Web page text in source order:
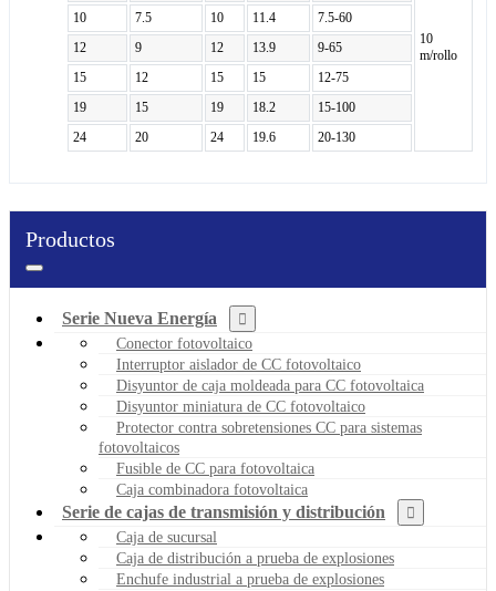
10
m/rollo
10
7.5 10 11.4
7.5-60
12
9 12 13.9
9-65
15
12 15 15
12-75
19
15 19 18.2
15-100
24
20 24 19.6 20-130
Productos
Serie Nueva Energía
Conector fotovoltaico
Interruptor aislador de CC fotovoltaico
Disyuntor de caja moldeada para CC fotovoltaica
Disyuntor miniatura de CC fotovoltaico
Protector contra sobretensiones CC para sistemas
fotovoltaicos
Fusible de CC para fotovoltaica
Caja combinadora fotovoltaica
Serie de cajas de transmisión y distribución
Caja de sucursal
Caja de distribución a prueba de explosiones
Enchufe industrial a prueba de explosiones